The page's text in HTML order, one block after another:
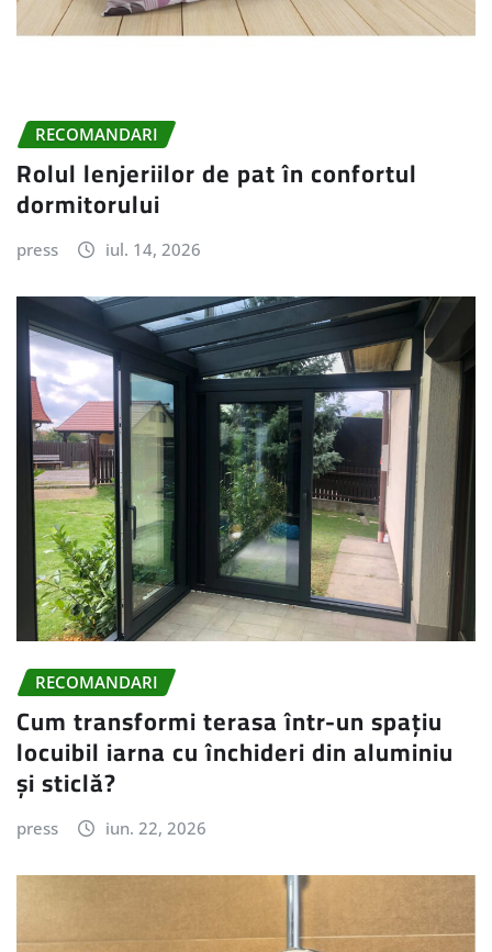
RECOMANDARI
Rolul lenjeriilor de pat în confortul
dormitorului
press iul. 14, 2026
RECOMANDARI
Cum transformi terasa într-un spațiu
locuibil iarna cu închideri din aluminiu
și sticlă?
press iun. 22, 2026